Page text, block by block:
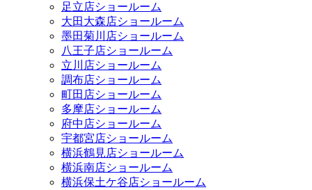
足立店ショールーム
大田大森店ショールーム
墨田菊川店ショールーム
八王子店ショールーム
立川店ショールーム
調布店ショールーム
町田店ショールーム
多摩店ショールーム
府中店ショールーム
宇都宮店ショールーム
横浜鶴見店ショールーム
横浜南店ショールーム
横浜保土ケ谷店ショールーム